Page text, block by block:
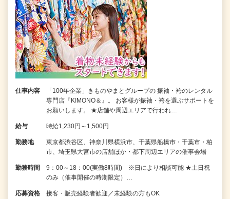
仕事内容
「100年企業」きものやまとグループの 振袖・袴のレンタル
専門店『KIMONO＆』。 お客様が振袖・袴を選ぶサポートを
お願いします。 ★店舗や周辺エリアで行われ…
給与 時給1,230円～1,500円
勤務地
東京都渋谷区、神奈川県横浜市、千葉県船橋市・千葉市・柏
市、埼玉県大宮市の店舗ほか・都下周辺エリアの催事会場
勤務時間
9：00～18：00(実働8時間) ※日により相談可能 ★土日祝
のみ（催事開催の時期限定）…
応募資格 接客・販売経験者歓迎／未経験の方もOK